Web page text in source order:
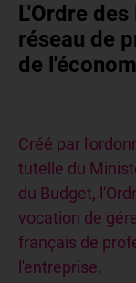
L'Ordre
réseau de
de
Créé par
tutelle du
du Budget,
vocation de
français de